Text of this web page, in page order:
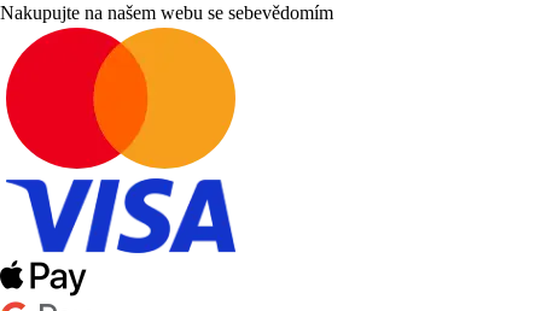
Nakupujte na našem webu se sebevědomím